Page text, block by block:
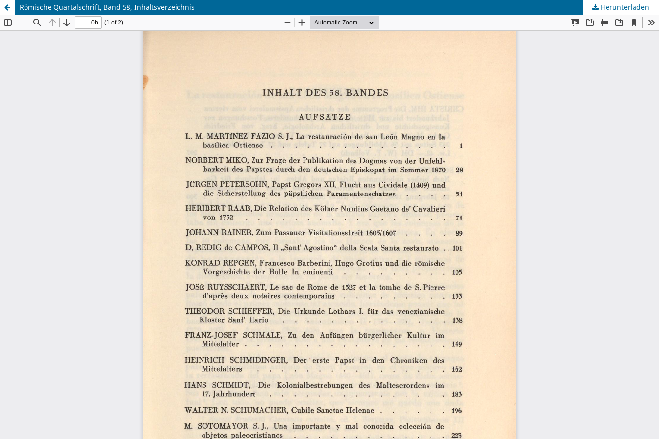
Römische Quartalschrift, Band 58, Inhaltsverzeichnis Herunterladen